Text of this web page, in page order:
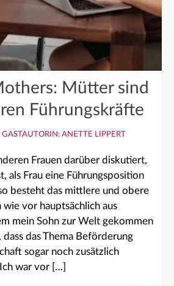
Mütter sind
Führungskräfte
GASTAUTORIN: ANETTE LIPPERT
Frauen darüber diskutiert,
als Frau eine Führungsposition
besteht das mittlere und obere
wie vor hauptsächlich aus
mein Sohn zur Welt gekommen
das Thema Beförderung
sogar noch zusätzlich
war vor […]